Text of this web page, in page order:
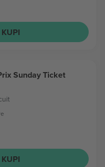
KUPI
Sunday Ticket
KUPI